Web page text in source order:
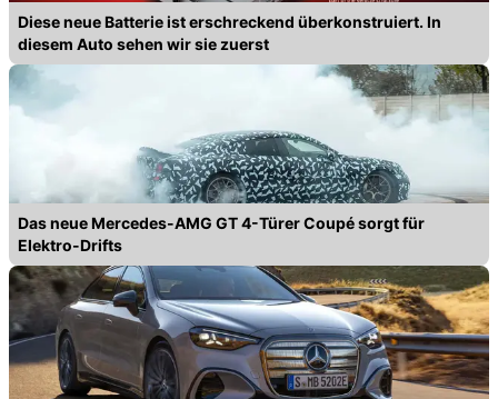
Diese neue Batterie ist erschreckend überkonstruiert. In
diesem Auto sehen wir sie zuerst
Das neue Mercedes-AMG GT 4-Türer Coupé sorgt für
Elektro-Drifts